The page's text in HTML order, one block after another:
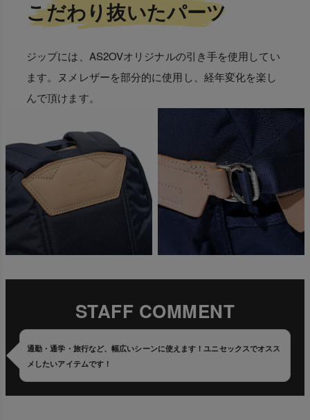
こだわり抜いたパーツ
ジップには、AS2OVオリジナルの引き手を使用してい
ます。ヌメレザーを部分的に使用し、経年変化を楽し
んで頂けます。
STAFF COMMENT
通勤・通学・旅行など、幅広いシーンに使えます！ユニセックスでオスス
メしたいアイテムです！